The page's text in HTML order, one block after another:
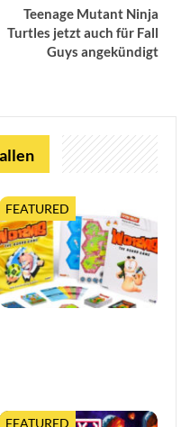
Teenage Mutant Ninja
Turtles jetzt auch für Fall
Guys angekündigt
FEATURED
FEATURED